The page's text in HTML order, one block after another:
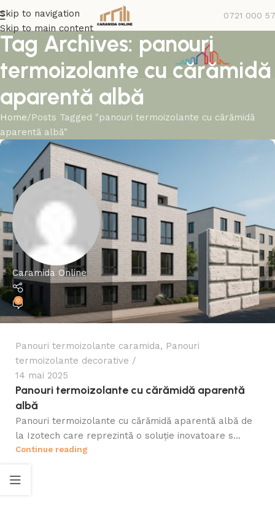
Skip to navigation
Skip to main content
0721 000
Tag Archives: panouri
termoizolante cu cărămidă
aparentă albă
Home Posts Tagged "panouri termoizolante cu cărămidă
aparentă albă"
Caramida Online
0
Panouri termoizolante caramida, Panouri
termoizolante decorative
14 mai 2025
Panouri termoizolante cu cărămidă aparentă
albă
Panouri termoizolante cu cărămidă aparentă albă de
la Izotech care reprezintă o soluție inovatoare s...
Continue reading